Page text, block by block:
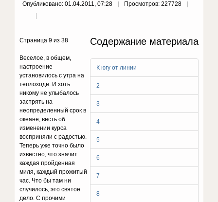
Опубликовано: 01.04.2011, 07:28 Просмотров: 227728
Содержание материала
К югу от линии
2
3
4
5
6
7
8
Страница 9 из 38
Веселое, в общем,
настроение
установилось с утра на
теплоходе. И хоть
никому не улыбалось
застрять на
неопределенный срок в
океане, весть об
изменении курса
восприняли с радостью.
Теперь уже точно было
известно, что значит
каждая пройденная
миля, каждый прожитый
час. Что бы там ни
случилось, это святое
дело. С прочими